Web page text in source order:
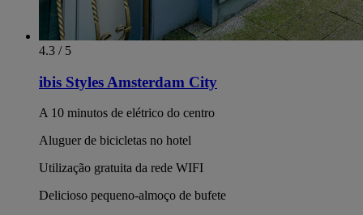
4.3 / 5
ibis Styles Amsterdam City
A 10 minutos de elétrico do centro
Aluguer de bicicletas no hotel
Utilização gratuita da rede WIFI
Delicioso pequeno-almoço de bufete